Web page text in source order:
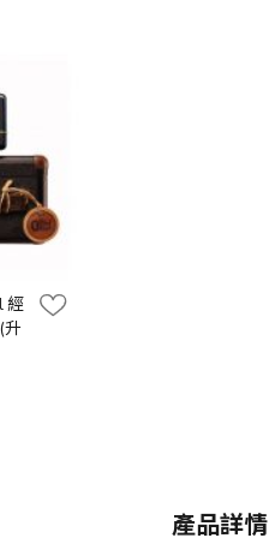
經
升
產品詳情